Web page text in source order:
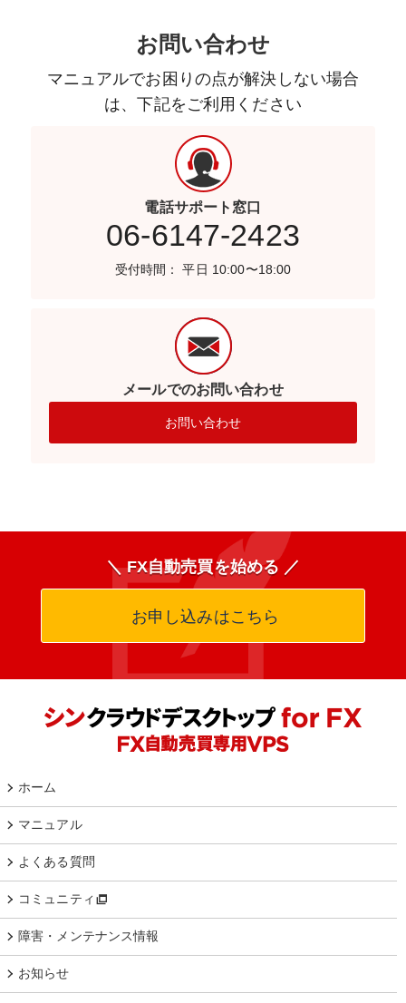
お問い合わせ
マニュアルでお困りの点が解決しない場合
は、下記をご利用ください
電話サポート窓口
06-6147-2423
受付時間： 平日 10:00〜18:00
メールでのお問い合わせ
お問い合わせ
＼ FX自動売買を始める ／
お申し込みはこちら
ホーム
マニュアル
よくある質問
コミュニティ
障害・メンテナンス情報
お知らせ